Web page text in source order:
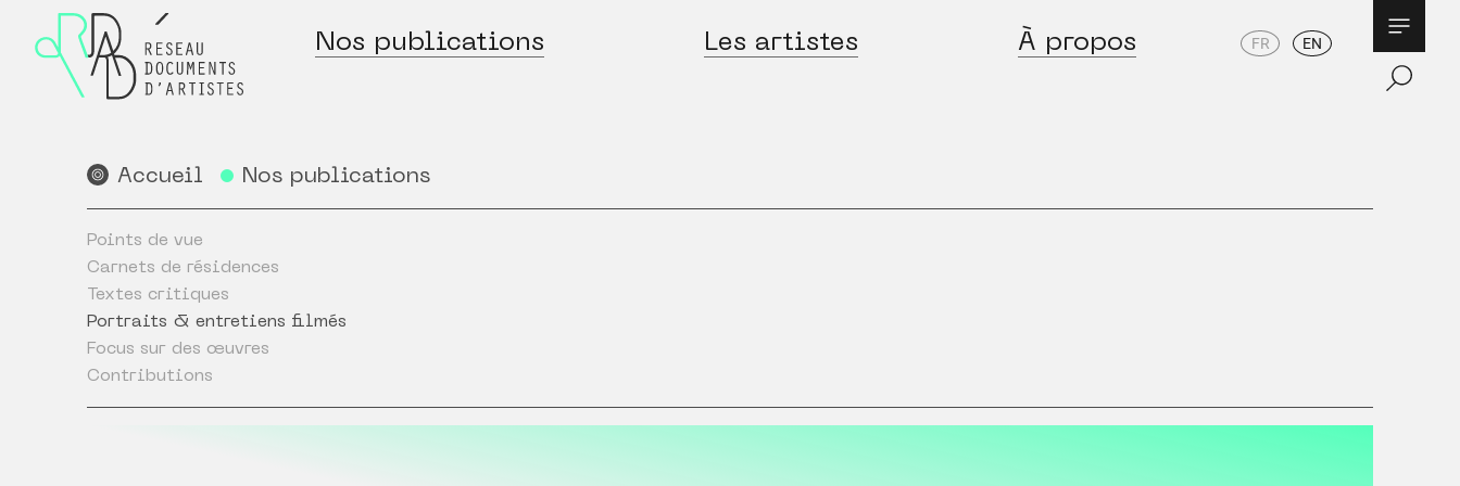
Nos publications Les artistes À propos FR EN
Accueil Nos publications
Points de vue
Carnets de résidences
Textes critiques
Portraits & entretiens filmés
Focus sur des œuvres
Contributions